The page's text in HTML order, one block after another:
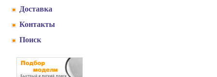
Доставка
Контакты
Поиск